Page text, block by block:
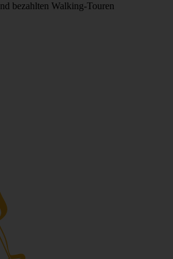
bezahlten Walking‑Touren